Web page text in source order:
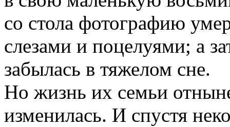
со стола фотографию
слезами и поцелуями; а
забылась в тяжелом сне.
Но жизнь их семьи
изменилась. И спустя